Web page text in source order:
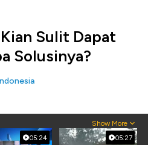
Sulit Dapat
Solusinya?
Show More
05:24 05:27